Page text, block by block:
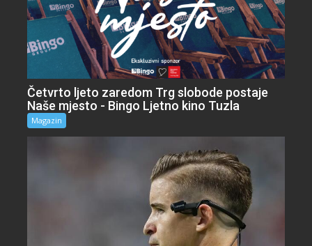
Četvrto ljeto zaredom Trg slobode postaje
Naše mjesto - Bingo Ljetno kino Tuzla
Magazin